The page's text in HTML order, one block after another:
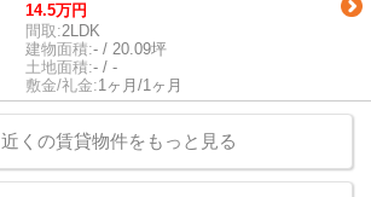
14.5万円
間取:2LDK
建物面積:- / 20.09坪
土地面積:- / -
敷金/礼金:1ヶ月/1ヶ月
近くの賃貸物件をもっと見る